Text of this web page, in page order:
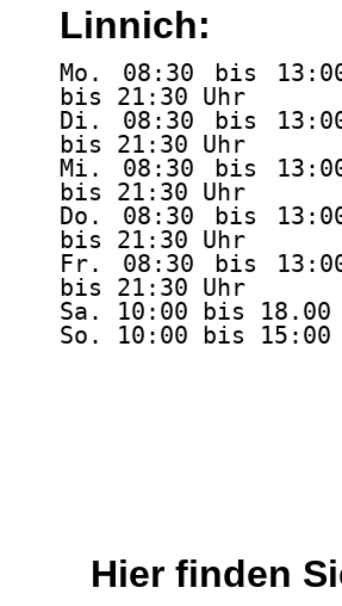
Linnich:
Mo. 08:30 bis
bis 21:30 Uhr
Di. 08:30 bis
bis 21:30 Uhr
Mi. 08:30 bis
bis 21:30 Uhr
Do. 08:30 bis
bis 21:30 Uhr
Fr. 08:30 bis
bis 21:30 Uhr
Sa. 10:00 bis 18.00
So. 10:00 bis 15:00
Hier finden